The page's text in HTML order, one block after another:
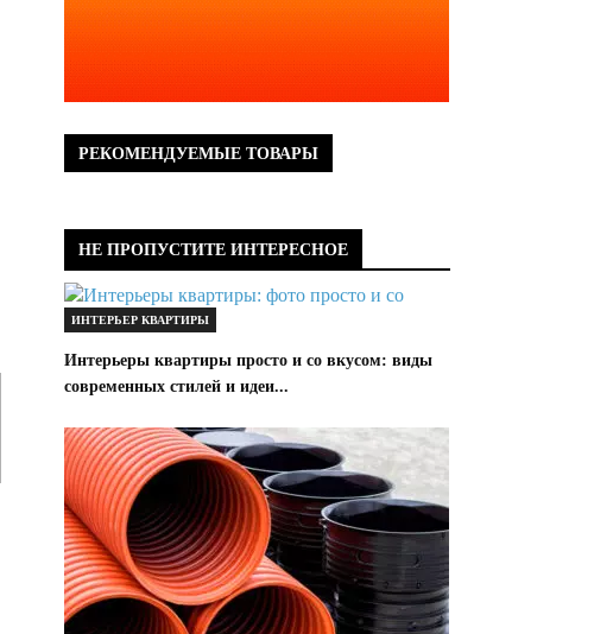
РЕКОМЕНДУЕМЫЕ ТОВАРЫ
НЕ ПРОПУСТИТЕ ИНТЕРЕСНОЕ
ИНТЕРЬЕР КВАРТИРЫ
Интерьеры квартиры просто и со вкусом: виды
современных стилей и идеи...